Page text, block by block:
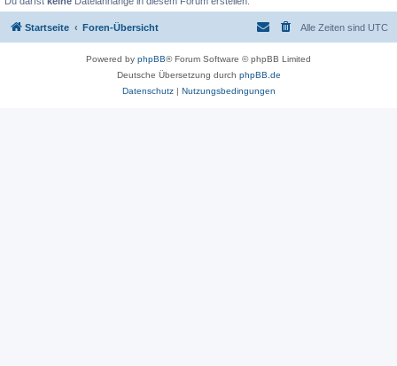
Startseite Foren-Übersicht Alle Zeiten sind UTC
Powered by phpBB® Forum Software © phpBB Limited
Deutsche Übersetzung durch phpBB.de
Datenschutz| Nutzungsbedingungen